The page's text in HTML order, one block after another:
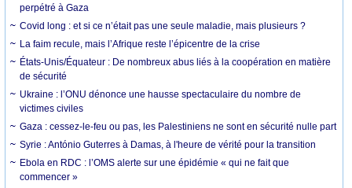
perpétré à Gaza
Covid long : et si ce n’était pas une seule maladie, mais plusieurs ?
La faim recule, mais l’Afrique reste l’épicentre de la crise
États-Unis/Équateur : De nombreux abus liés à la coopération en matière
de sécurité
Ukraine : l’ONU dénonce une hausse spectaculaire du nombre de
victimes civiles
Gaza : cessez-le-feu ou pas, les Palestiniens ne sont en sécurité nulle part
Syrie : António Guterres à Damas, à l'heure de vérité pour la transition
Ebola en RDC : l’OMS alerte sur une épidémie « qui ne fait que
commencer »